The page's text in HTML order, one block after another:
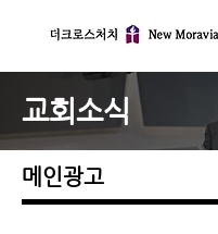
교회소식
메인광고